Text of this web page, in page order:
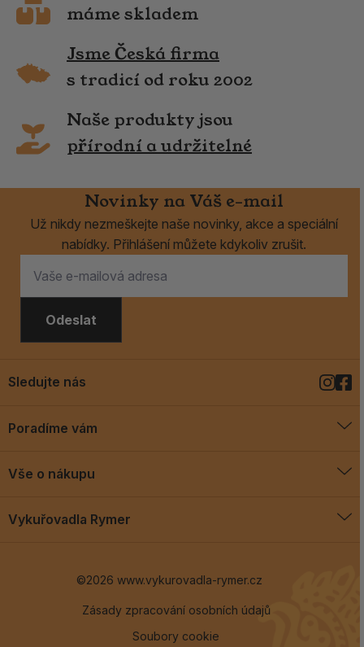
máme skladem
Jsme Česká firma
s tradicí od roku 2002
Naše produkty jsou
přírodní a udržitelné
Novinky na Váš e-mail
Už nikdy nezmeškejte naše novinky, akce a speciální
nabídky. Přihlášení můžete kdykoliv zrušit.
Odeslat
Poradíme vám
Blog
Vše o nákupu
Vykuřovadla Rymer
Sledujte nás
©2026 www.vykurovadla-rymer.cz
Zásady zpracování osobních údajů
Soubory cookie